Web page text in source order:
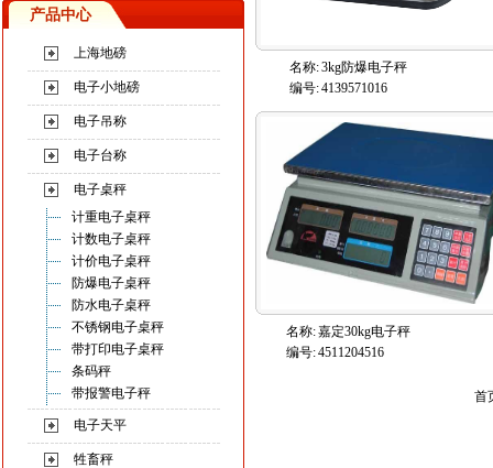
产品中心
上海地磅
电子小地磅
电子吊称
电子台称
电子桌秤
计重电子桌秤
计数电子桌秤
计价电子桌秤
防爆电子桌秤
防水电子桌秤
不锈钢电子桌秤
带打印电子桌秤
条码秤
带报警电子秤
电子天平
牲畜秤
名称:3kg防爆电子秤
编号:4139571016
名称:嘉定30kg电子秤
编号:4511204516
首